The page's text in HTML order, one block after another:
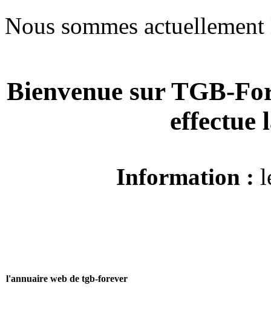
Nous sommes
Bienvenue sur TGB-
Information :
l'annuaire web de tgb-forever